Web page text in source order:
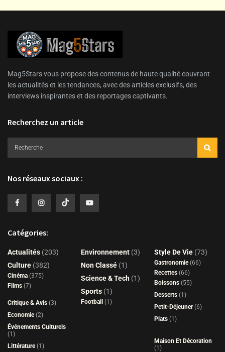
Mag5Stars vous propose des contenus de haute qualité couvrant
les actualités et les tendances, avec des articles exclusifs, des
interviews inspirantes et des reportages captivants.
Recherchez un article
Nos réseaux sociaux :
Catégories:
Actualités (203)
Culture (382)
Cinéma (375)
Films (7)
Critique & Avis (3)
Economie(2)
Événements Culturels
(1)
Littérature(1)
Environnement (3)
Non Classé (1)
Science & Tech (1)
Sports (1)
Football (1)
Style De Vie (73)
Gastronomie(66)
Recettes (66)
Boissons (55)
Desserts (1)
Petit-Déjeuner(6)
Plats (1)
Maison Et Décoration
(1)